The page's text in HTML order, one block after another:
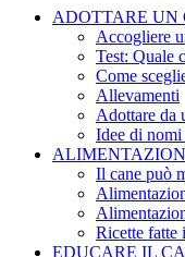
ADOTTARE UN
Accogliere
Test: Quale
Come
Allevamenti
Adottare da
Idee di nomi
Il cane può
Ricette fatte
EDUCARE IL